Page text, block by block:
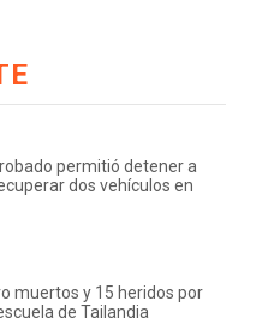
permitió detener a
dos vehículos en
muertos y 15 heridos por
de Tailandia